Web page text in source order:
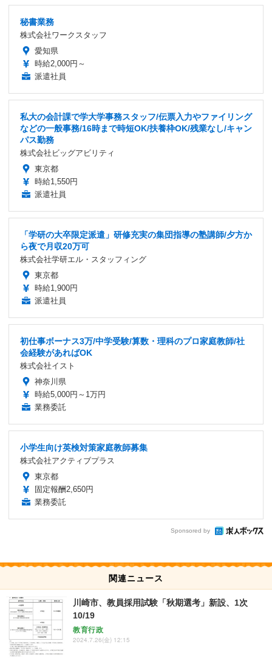
秘書業務
株式会社ワークスタッフ
愛知県
時給2,000円～
派遣社員
私大の会計課で学大学事務スタッフ/伝票入力やファイリング
などの一般事務/16時まで時短OK/扶養枠OK/残業なし/キャン
パス勤務
株式会社ビッグアビリティ
東京都
時給1,550円
派遣社員
「学研の大卒限定派遣」研修充実の集団指導の塾講師/夕方か
ら夜で月収20万可
株式会社学研エル・スタッフィング
東京都
時給1,900円
派遣社員
初仕事ボーナス3万/中学受験/算数・理科のプロ家庭教師/社
会経験があればOK
株式会社イスト
神奈川県
時給5,000円～1万円
業務委託
小学生向け英検対策家庭教師募集
株式会社アクティブプラス
東京都
固定報酬2,650円
業務委託
Sponsored by
関連ニュース
川崎市、教員採用試験「秋期選考」新設、1次
10/19
教育行政
2024.7.26(金) 12:15